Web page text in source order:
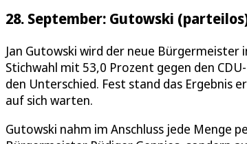
28. September: Gutowski
Jan Gutowski wird der neue
Stichwahl mit 53,0 Prozent gegen den
den Unterschied. Fest stand das Ergebnis
auf sich warten.
Gutowski nahm im Anschluss jede Menge